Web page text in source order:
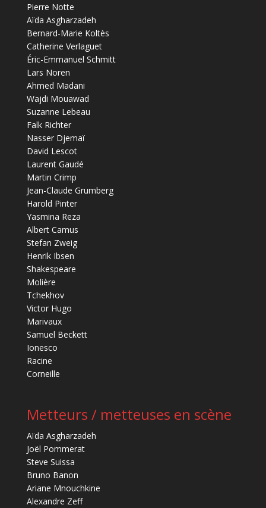
Pierre Notte
Aïda Asgharzadeh
Bernard-Marie Koltès
Catherine Verlaguet
Éric-Emmanuel Schmitt
Lars Noren
Ahmed Madani
Wajdi Mouawad
Suzanne Lebeau
Falk Richter
Nasser Djemaï
David Lescot
Laurent Gaudé
Martin Crimp
Jean-Claude Grumberg
Harold Pinter
Yasmina Reza
Albert Camus
Stefan Zweig
Henrik Ibsen
Shakespeare
Molière
Tchekhov
Victor Hugo
Marivaux
Samuel Beckett
Ionesco
Racine
Corneille
Metteurs / metteuses en scène
Aïda Asgharzadeh
Joël Pommerat
Steve Suissa
Bruno Banon
Ariane Mnouchkine
Alexandre Zeff